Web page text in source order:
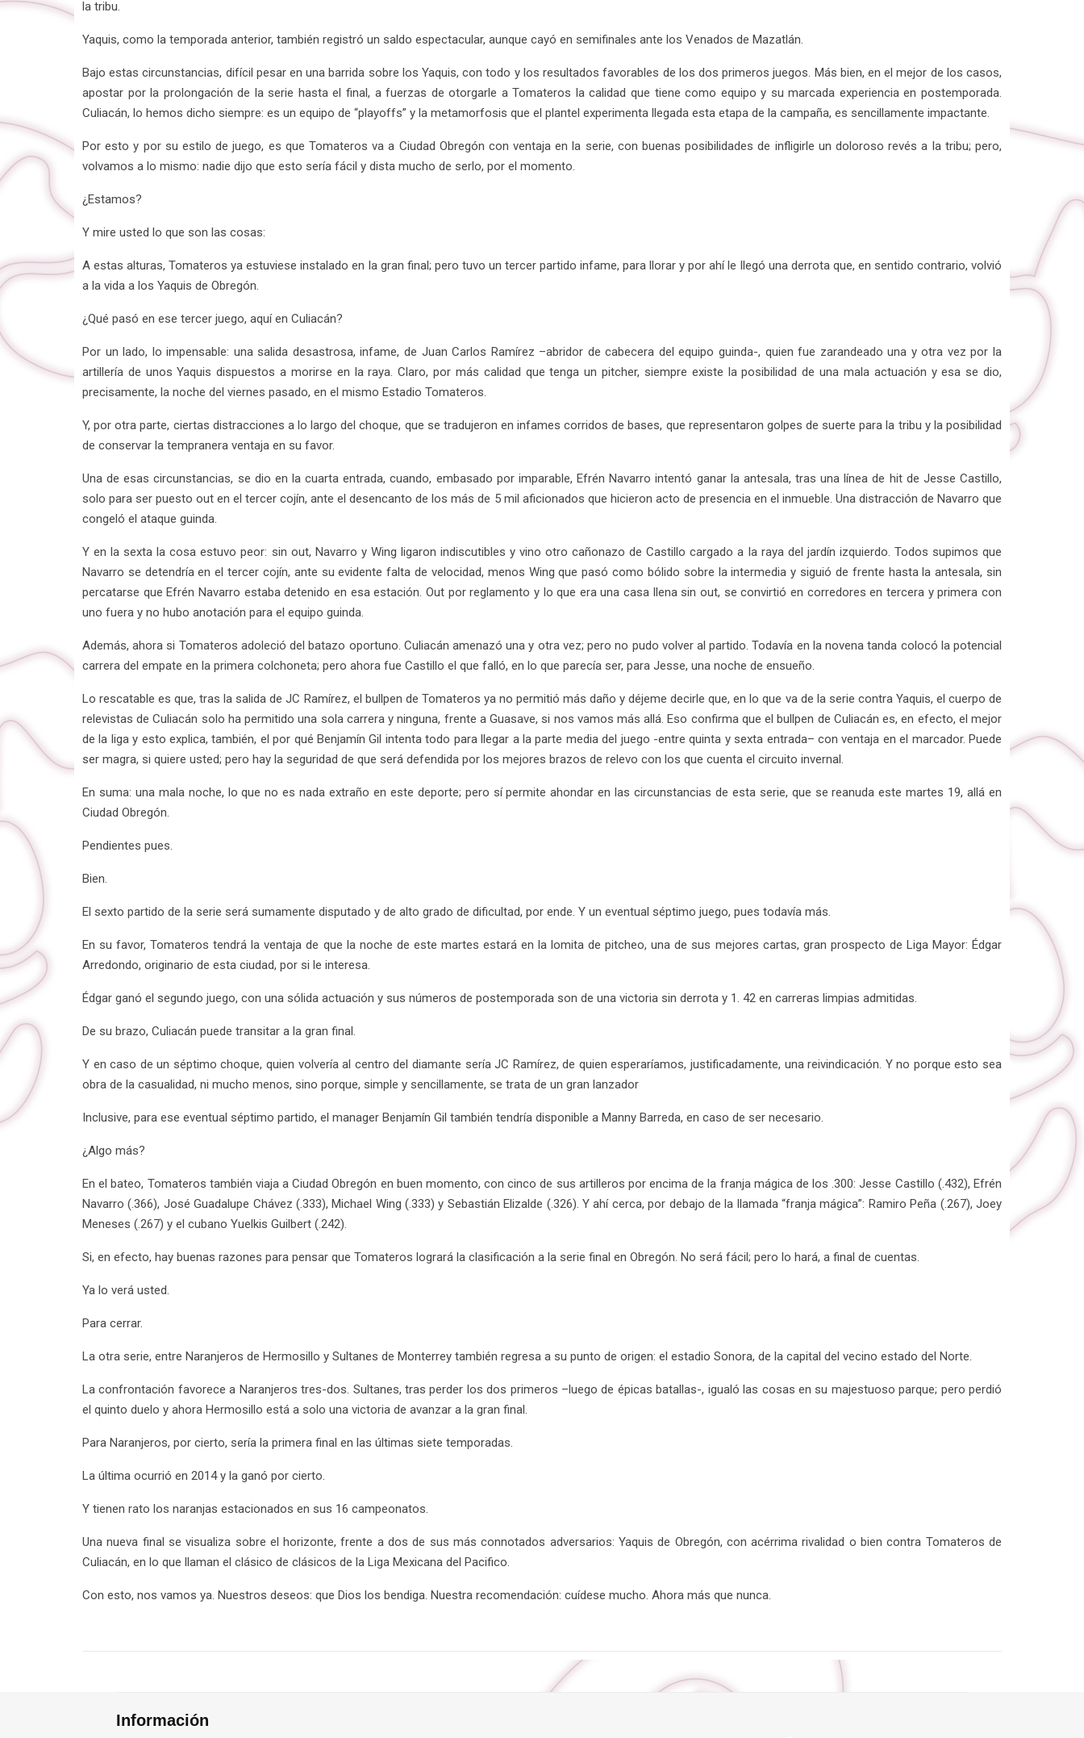
la tribu.
Yaquis, como la temporada anterior, también registró un saldo espectacular, aunque cayó en semifinales ante los Venados de Mazatlán.
Bajo estas circunstancias, difícil pesar en una barrida sobre los Yaquis, con todo y los resultados favorables de los dos primeros juegos. Más bien, en el mejor de los casos,
apostar por la prolongación de la serie hasta el final, a fuerzas de otorgarle a Tomateros la calidad que tiene como equipo y su marcada experiencia en postemporada.
Culiacán, lo hemos dicho siempre: es un equipo de “playoffs” y la metamorfosis que el plantel experimenta llegada esta etapa de la campaña, es sencillamente impactante.
Por esto y por su estilo de juego, es que Tomateros va a Ciudad Obregón con ventaja en la serie, con buenas posibilidades de infligirle un doloroso revés a la tribu; pero,
volvamos a lo mismo: nadie dijo que esto sería fácil y dista mucho de serlo, por el momento.
¿Estamos?
Y mire usted lo que son las cosas:
A estas alturas, Tomateros ya estuviese instalado en la gran final; pero tuvo un tercer partido infame, para llorar y por ahí le llegó una derrota que, en sentido contrario, volvió
a la vida a los Yaquis de Obregón.
¿Qué pasó en ese tercer juego, aquí en Culiacán?
Por un lado, lo impensable: una salida desastrosa, infame, de Juan Carlos Ramírez –abridor de cabecera del equipo guinda-, quien fue zarandeado una y otra vez por la
artillería de unos Yaquis dispuestos a morirse en la raya. Claro, por más calidad que tenga un pitcher, siempre existe la posibilidad de una mala actuación y esa se dio,
precisamente, la noche del viernes pasado, en el mismo Estadio Tomateros.
Y, por otra parte, ciertas distracciones a lo largo del choque, que se tradujeron en infames corridos de bases, que representaron golpes de suerte para la tribu y la posibilidad
de conservar la tempranera ventaja en su favor.
Una de esas circunstancias, se dio en la cuarta entrada, cuando, embasado por imparable, Efrén Navarro intentó ganar la antesala, tras una línea de hit de Jesse Castillo,
solo para ser puesto out en el tercer cojín, ante el desencanto de los más de 5 mil aficionados que hicieron acto de presencia en el inmueble. Una distracción de Navarro que
congeló el ataque guinda.
Y en la sexta la cosa estuvo peor: sin out, Navarro y Wing ligaron indiscutibles y vino otro cañonazo de Castillo cargado a la raya del jardín izquierdo. Todos supimos que
Navarro se detendría en el tercer cojín, ante su evidente falta de velocidad, menos Wing que pasó como bólido sobre la intermedia y siguió de frente hasta la antesala, sin
percatarse que Efrén Navarro estaba detenido en esa estación. Out por reglamento y lo que era una casa llena sin out, se convirtió en corredores en tercera y primera con
uno fuera y no hubo anotación para el equipo guinda.
Además, ahora si Tomateros adoleció del batazo oportuno. Culiacán amenazó una y otra vez; pero no pudo volver al partido. Todavía en la novena tanda colocó la potencial
carrera del empate en la primera colchoneta; pero ahora fue Castillo el que falló, en lo que parecía ser, para Jesse, una noche de ensueño.
Lo rescatable es que, tras la salida de JC Ramírez, el bullpen de Tomateros ya no permitió más daño y déjeme decirle que, en lo que va de la serie contra Yaquis, el cuerpo de
relevistas de Culiacán solo ha permitido una sola carrera y ninguna, frente a Guasave, si nos vamos más allá. Eso confirma que el bullpen de Culiacán es, en efecto, el mejor
de la liga y esto explica, también, el por qué Benjamín Gil intenta todo para llegar a la parte media del juego -entre quinta y sexta entrada– con ventaja en el marcador. Puede
ser magra, si quiere usted; pero hay la seguridad de que será defendida por los mejores brazos de relevo con los que cuenta el circuito invernal.
En suma: una mala noche, lo que no es nada extraño en este deporte; pero sí permite ahondar en las circunstancias de esta serie, que se reanuda este martes 19, allá en
Ciudad Obregón.
Pendientes pues.
Bien.
El sexto partido de la serie será sumamente disputado y de alto grado de dificultad, por ende. Y un eventual séptimo juego, pues todavía más.
En su favor, Tomateros tendrá la ventaja de que la noche de este martes estará en la lomita de pitcheo, una de sus mejores cartas, gran prospecto de Liga Mayor: Édgar
Arredondo, originario de esta ciudad, por si le interesa.
Édgar ganó el segundo juego, con una sólida actuación y sus números de postemporada son de una victoria sin derrota y 1. 42 en carreras limpias admitidas.
De su brazo, Culiacán puede transitar a la gran final.
Y en caso de un séptimo choque, quien volvería al centro del diamante sería JC Ramírez, de quien esperaríamos, justificadamente, una reivindicación. Y no porque esto sea
obra de la casualidad, ni mucho menos, sino porque, simple y sencillamente, se trata de un gran lanzador
Inclusive, para ese eventual séptimo partido, el manager Benjamín Gil también tendría disponible a Manny Barreda, en caso de ser necesario.
¿Algo más?
En el bateo, Tomateros también viaja a Ciudad Obregón en buen momento, con cinco de sus artilleros por encima de la franja mágica de los .300: Jesse Castillo (.432), Efrén
Navarro (.366), José Guadalupe Chávez (.333), Michael Wing (.333) y Sebastián Elizalde (.326). Y ahí cerca, por debajo de la llamada “franja mágica”: Ramiro Peña (.267), Joey
Meneses (.267) y el cubano Yuelkis Guilbert (.242).
Si, en efecto, hay buenas razones para pensar que Tomateros logrará la clasificación a la serie final en Obregón. No será fácil; pero lo hará, a final de cuentas.
Ya lo verá usted.
Para cerrar.
La otra serie, entre Naranjeros de Hermosillo y Sultanes de Monterrey también regresa a su punto de origen: el estadio Sonora, de la capital del vecino estado del Norte.
La confrontación favorece a Naranjeros tres-dos. Sultanes, tras perder los dos primeros –luego de épicas batallas-, igualó las cosas en su majestuoso parque; pero perdió
el quinto duelo y ahora Hermosillo está a solo una victoria de avanzar a la gran final.
Para Naranjeros, por cierto, sería la primera final en las últimas siete temporadas.
La última ocurrió en 2014 y la ganó por cierto.
Y tienen rato los naranjas estacionados en sus 16 campeonatos.
Una nueva final se visualiza sobre el horizonte, frente a dos de sus más connotados adversarios: Yaquis de Obregón, con acérrima rivalidad o bien contra Tomateros de
Culiacán, en lo que llaman el clásico de clásicos de la Liga Mexicana del Pacifico.
Con esto, nos vamos ya. Nuestros deseos: que Dios los bendiga. Nuestra recomendación: cuídese mucho. Ahora más que nunca.
Información